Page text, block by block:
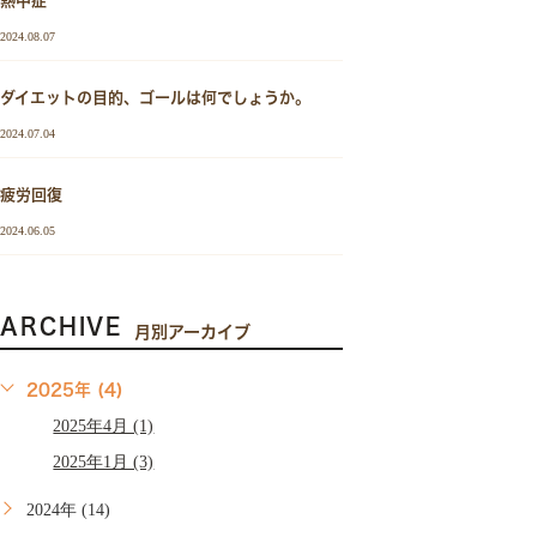
2024.08.07
ダイエットの目的、ゴールは何でしょうか。
2024.07.04
疲労回復
2024.06.05
ARCHIVE 月別アーカイブ
2025年 (4)
2025年4月 (1)
2025年1月 (3)
2024年 (14)